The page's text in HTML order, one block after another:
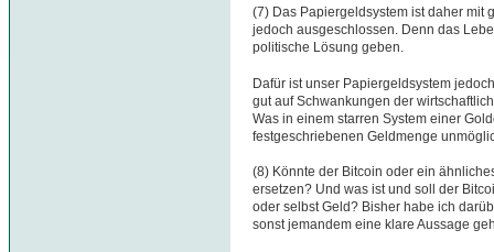
(7) Das Papiergeldsystem ist daher mit
jedoch ausgeschlossen. Denn das
politische Lösung geben.
Dafür ist unser Papiergeldsystem
gut auf Schwankungen der
Was in einem starren System einer
festgeschriebenen Geldmenge
(8) Könnte der Bitcoin oder ein
ersetzen? Und was ist und soll der
oder selbst Geld? Bisher habe ich
sonst jemandem eine klare Aussage